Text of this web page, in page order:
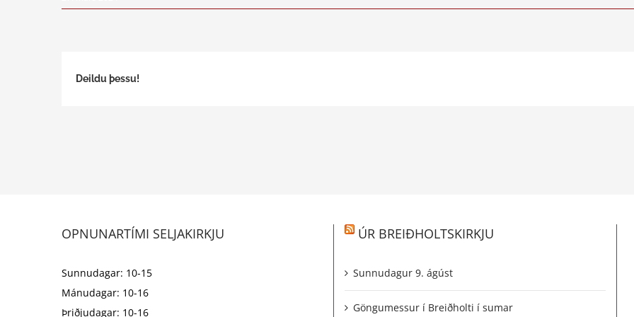
Deildu þessu!
OPNUNARTÍMI SELJAKIRKJU
Sunnudagar: 10-15
Mánudagar: 10-16
Þriðjudagar: 10-16
ÚR BREIÐHOLTSKIRKJU
Sunnudagur 9. ágúst
Göngumessur í Breiðholti í sumar